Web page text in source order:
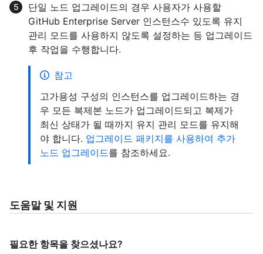
단일 노드 업그레이드의 경우 사용자가 사용할
GitHub Enterprise Server 인스턴스수 있도록 유지
관리 모드를 사용하지 않도록 설정하는 등 업그레이드
후 작업을 수행합니다.
참고
고가용성 구성의 인스턴스를 업그레이드하는 경
우 모든 복제본 노드가 업그레이드되고 복제가
최신 상태가 될 때까지 유지 관리 모드를 유지해
야 합니다. 업그레이드 패키지를 사용하여 추가
노드 업그레이드를 참조하세요.
도움말 및 지원
필요한 항목을 찾으셨나요?